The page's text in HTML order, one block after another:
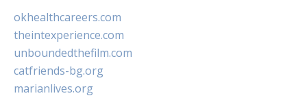
okhealthcareers.com
theintexperience.com
unboundedthefilm.com
catfriends-bg.org
marianlives.org